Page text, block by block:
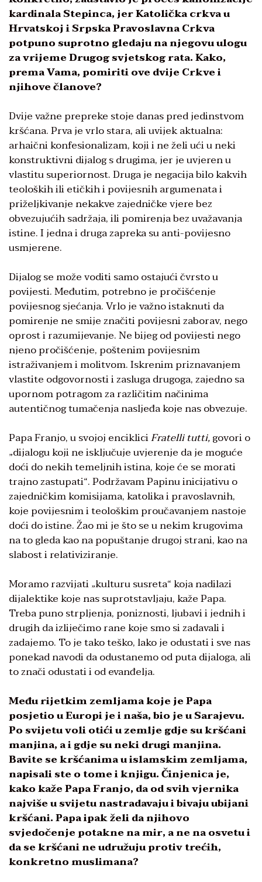
kardinala Stepinca, jer Katolička crkva u
Hrvatskoj i Srpska Pravoslavna Crkva
potpuno suprotno gledaju na njegovu ulogu
za vrijeme Drugog svjetskog rata. Kako,
prema Vama, pomiriti ove dvije Crkve i
njihove članove?
Dvije važne prepreke stoje danas pred jedinstvom
kršćana. Prva je vrlo stara, ali uvijek aktualna:
arhaični konfesionalizam, koji i ne želi ući u neki
konstruktivni dijalog s drugima, jer je uvjeren u
vlastitu superiornost. Druga je negacija bilo kakvih
teoloških ili etičkih i povijesnih argumenata i
priželjkivanje nekakve zajedničke vjere bez
obvezujućih sadržaja, ili pomirenja bez uvažavanja
istine. I jedna i druga zapreka su anti-povijesno
usmjerene.
Dijalog se može voditi samo ostajući čvrsto u
povijesti. Međutim, potrebno je pročišćenje
povijesnog sjećanja. Vrlo je važno istaknuti da
pomirenje ne smije značiti povijesni zaborav, nego
oprost i razumijevanje. Ne bijeg od povijesti nego
njeno pročišćenje, poštenim povijesnim
istraživanjem i molitvom. Iskrenim priznavanjem
vlastite odgovornosti i zasluga drugoga, zajedno sa
upornom potragom za različitim načinima
autentičnog tumačenja nasljeđa koje nas obvezuje.
Papa Franjo, u svojoj encikliciFratelli tutti,govori o
„dijalogu koji ne isključuje uvjerenje da je moguće
doći do nekih temeljnih istina, koje će se morati
trajno zastupati“. Podržavam Papinu inicijativu o
zajedničkim komisijama, katolika i pravoslavnih,
koje povijesnim i teološkim proučavanjem nastoje
doći do istine. Žao mi je što se u nekim krugovima
na to gleda kao na popuštanje drugoj strani, kao na
slabost i relativiziranje.
Moramo razvijati „kulturu susreta“ koja nadilazi
dijalektike koje nas suprotstavljaju, kaže Papa.
Treba puno strpljenja, poniznosti, ljubavi i jednih i
drugih da izliječimo rane koje smo si zadavali i
zadajemo. To je tako teško, lako je odustati i sve nas
ponekad navodi da odustanemo od puta dijaloga, ali
to znači odustati i od evanđelja.
Među rijetkim zemljama koje je Papa
posjetio u Europi je i naša, bio je u Sarajevu.
Po svijetu voli otići u zemlje gdje su kršćani
manjina, a i gdje su neki drugi manjina.
Bavite se kršćanima u islamskim zemljama,
napisali ste o tome i knjigu. Činjenica je,
kako kaže Papa Franjo, da od svih vjernika
najviše u svijetu nastradavaju i bivaju ubijani
kršćani. Papa ipak želi da njihovo
svjedočenje potakne na mir, a ne na osvetu i
da se kršćani ne udružuju protiv trećih,
konkretno muslimana?